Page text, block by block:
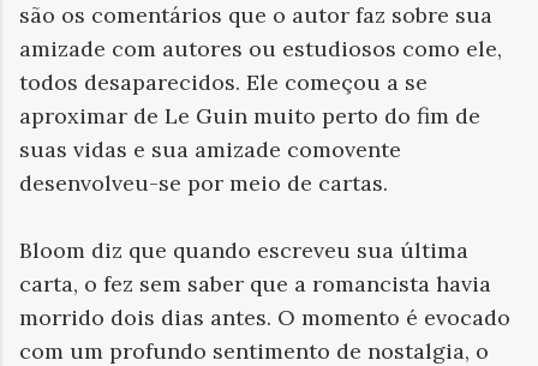
são os comentários que o autor faz sobre sua
amizade com autores ou estudiosos como ele,
todos desaparecidos. Ele começou a se
aproximar de Le Guin muito perto do fim de
suas vidas e sua amizade comovente
desenvolveu-se por meio de cartas.
Bloom diz que quando escreveu sua última
carta, o fez sem saber que a romancista havia
morrido dois dias antes. O momento é evocado
com um profundo sentimento de nostalgia, o